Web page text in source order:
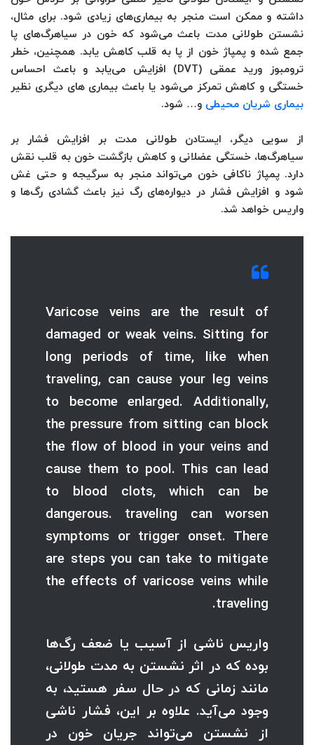
داشته و ممکن است منجر به بیماری‌های زیادی شود. برای مثال،
نشستن طولانی مدت باعث می‌شود که خون در سیاهرگ‌های پا
جمع شده و پمپاژ خون از پا به قلب کاهش یابد. همچنین، خطر
ترومبوز ورید عمقی (DVT) افزایش می‌یابد و باعث احساس
خستگی و کاهش تمرکز می‌شود یا باعث بیماری های دیگری نظیر
بیماری شریان محیطی و… شود.
از سویی دیگر، ایستادن طولانی مدت بر افزایش فشار بر
سیاهرگ‌ها، خستگی عضلانی و کاهش بازگشت خون به قلب نقش
دارد. پمپاژ ناکافی خون می‌تواند منجر به سرگیجه و حتی غش
شود و افزایش فشار در دیواره‌های رگ نیز باعث گشادی رگ‌ها و
واریس خواهد شد.
Varicose veins are the result of
damaged or weak veins. Sitting for
long periods of time, like when
traveling, can cause your leg veins
to become enlarged. Additionally,
the pressure from sitting can block
the flow of blood in your veins and
cause them to pool. This can lead
to blood clots, which can be
dangerous. traveling can worsen
symptoms or trigger onset. There
are steps you can take to mitigate
the effects of varicose veins while
traveling.
واریس ناشی از آسیب یا ضعف رگ‌ها
بوده که در اثر نشستن به مدت طولانی،
مانند زمانی که در حال سفر هستید، به
وجود می‌آید. علاوه بر این، فشار ناشی
از نشستن می‌تواند جریان خون در